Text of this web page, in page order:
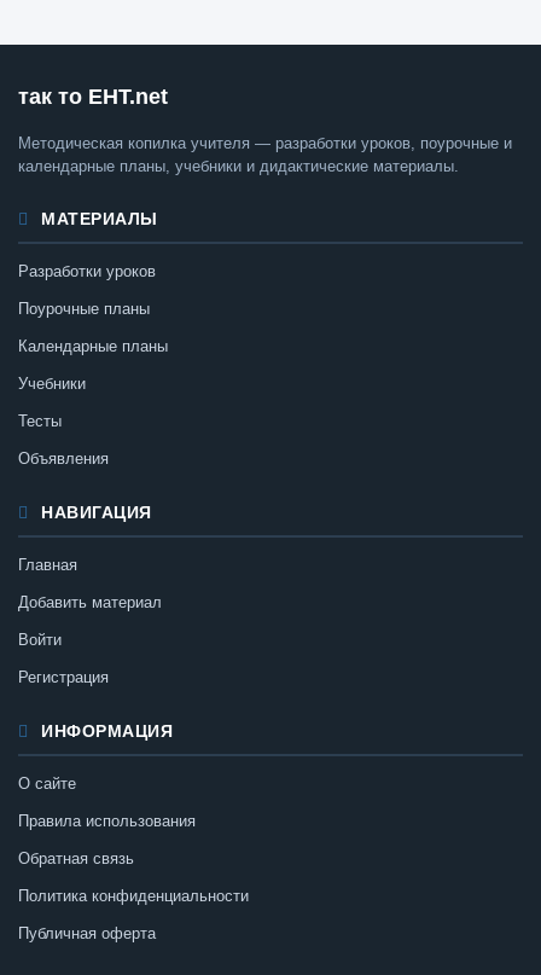
так то ЕНТ.net
Методическая копилка учителя — разработки уроков, поурочные и
календарные планы, учебники и дидактические материалы.
МАТЕРИАЛЫ
Разработки уроков
Поурочные планы
Календарные планы
Учебники
Тесты
Объявления
НАВИГАЦИЯ
Главная
Добавить материал
Войти
Регистрация
ИНФОРМАЦИЯ
О сайте
Правила использования
Обратная связь
Политика конфиденциальности
Публичная оферта